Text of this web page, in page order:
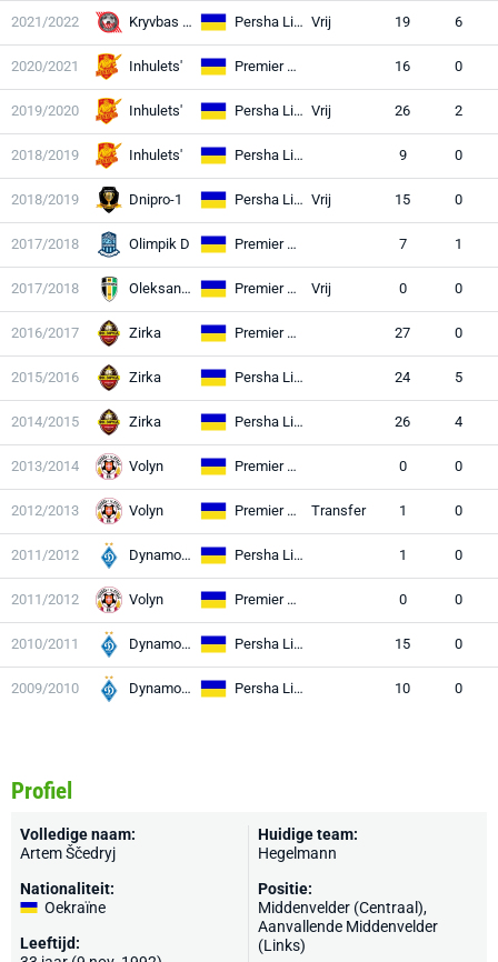
2021/2022 Kryvbas KR Persha Liga Vrij 19 6
2020/2021 Inhulets' Premier League 16 0
2019/2020 Inhulets' Persha Liga Vrij 26 2
2018/2019 Inhulets' Persha Liga 9 0
2018/2019 Dnipro-1 Persha Liga Vrij 15 0
2017/2018 Olimpik D Premier League 7 1
2017/2018 Oleksandria Premier League Vrij 0 0
2016/2017 Zirka Premier League 27 0
2015/2016 Zirka Persha Liga 24 5
2014/2015 Zirka Persha Liga 26 4
2013/2014 Volyn Premier League 0 0
2012/2013 Volyn Premier League Transfer 1 0
2011/2012 Dynamo II Persha Liga 1 0
2011/2012 Volyn Premier League 0 0
2010/2011 Dynamo II Persha Liga 15 0
2009/2010 Dynamo II Persha Liga 10 0
Profiel
Volledige naam:
Artem Ščedryj
Nationaliteit:
Oekraïne
Leeftijd:
Huidige team:
Hegelmann
Positie:
Middenvelder (Centraal),
Aanvallende Middenvelder
(Links)